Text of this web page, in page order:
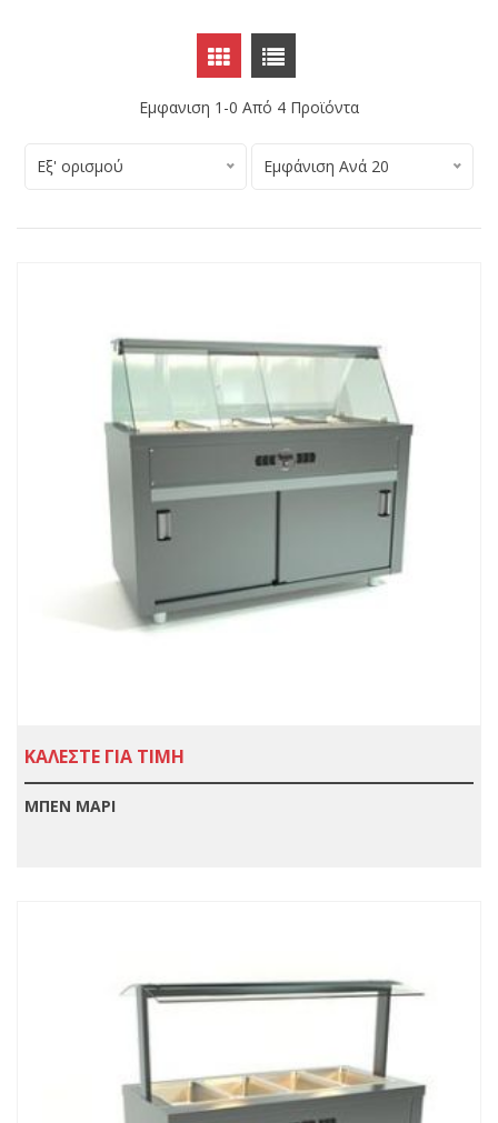
Εμφανιση 1-0 Από 4 Προϊόντα
Εξ' ορισμού Εμφάνιση Ανά 20
ΚΑΛΕΣΤΕ ΓΙΑ ΤΙΜΗ
ΜΠΕΝ ΜΑΡΙ